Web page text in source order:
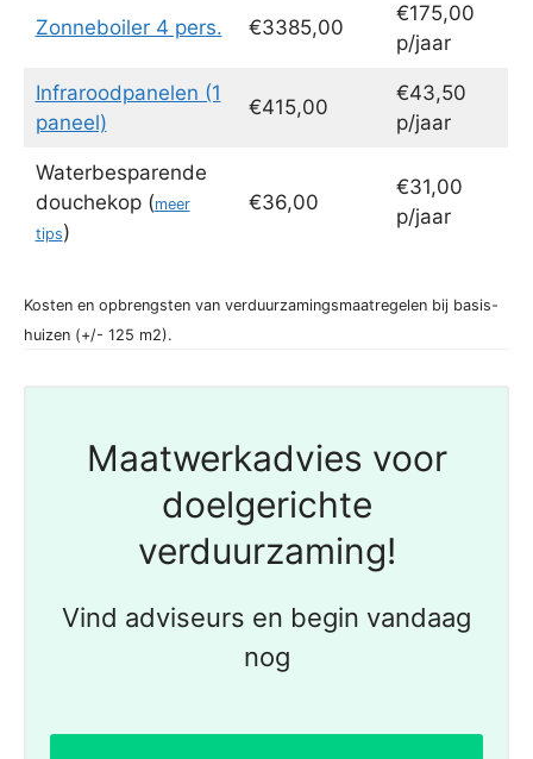
Zonneboiler 4 pers. €3385,00
€175,00
p/jaar
Infraroodpanelen (1
paneel)
€415,00
€43,50
p/jaar
Waterbesparende
douchekop (meer
tips)
€36,00
€31,00
p/jaar
Kosten en opbrengsten van verduurzamingsmaatregelen bij basis-
huizen (+/- 125 m2).
Maatwerkadvies voor
doelgerichte
verduurzaming!
Vind adviseurs en begin vandaag
nog